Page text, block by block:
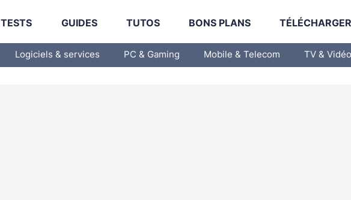
TESTS GUIDES TUTOS BONS PLANS
Logiciels & services PC & Gaming Mobile & Telecom TV & Vidéo